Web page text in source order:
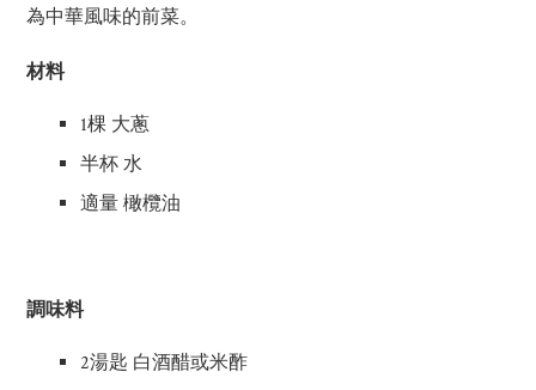
為中華風味的前菜。
材料
1棵 大蔥
半杯 水
適量 橄欖油
調味料
2湯匙 白酒醋或米酢